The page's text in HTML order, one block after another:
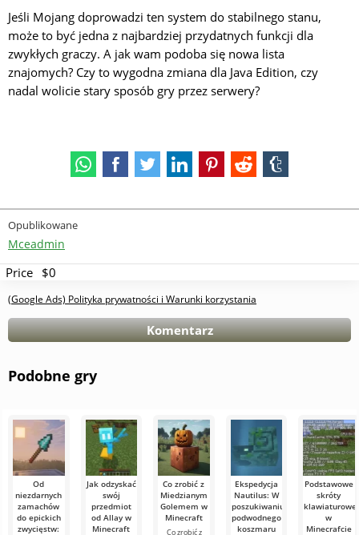
Jeśli Mojang doprowadzi ten system do stabilnego stanu,
może to być jedna z najbardziej przydatnych funkcji dla
zwykłych graczy. A jak wam podoba się nowa lista
znajomych? Czy to wygodna zmiana dla Java Edition, czy
nadal wolicie stary sposób gry przez serwery?
Opublikowane
Mceadmin
Price $0
(Google Ads) Polityka prywatności i Warunki korzystania
Komentarz
Podobne gry
Od
niezdarnych
zamachów
do epickich
zwycięstw:
Jak odzyskać
swój
przedmiot
od Allay w
Minecraft
Co zrobić z
Miedzianym
Golemem w
Minecraft
Co zrobić z
Ekspedycja
Nautilus: W
poszukiwaniu
podwodnego
koszmaru
Podstawowe
skróty
klawiaturowe
w
Minecrafcie